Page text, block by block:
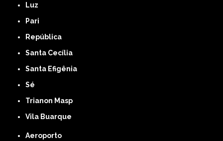
Luz
Pari
República
Santa Cecília
Santa Efigênia
Sé
Trianon Masp
Vila Buarque
Aeroporto